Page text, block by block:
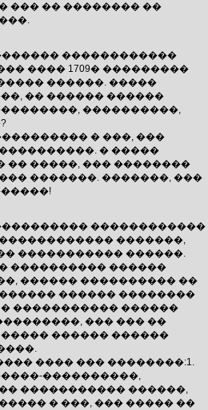
��� �� �������� ��
������������
���� 1709� ���������
������. �����
�� ������ ������
����������,
� ���, ���
� �����
�� �����, ��� ��������
�������. �������, ���
������������
������������� �������,
����������� ������.
���������� ������
������ ���������� ��
������ ��������
����������� ������
��� ��� ��
������ ������
���� ��� ��������:1.
����������,
����������� ������,
� ���, ��� ����� ��